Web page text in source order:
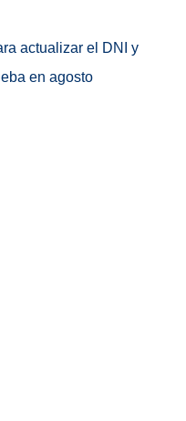
actualizar el DNI y
en agosto